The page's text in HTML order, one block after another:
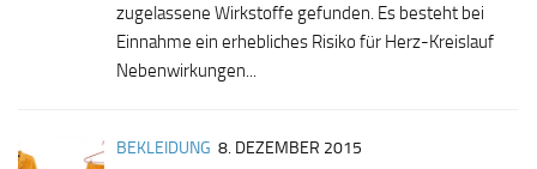
zugelassene Wirkstoffe gefunden. Es besteht bei
Einnahme ein erhebliches Risiko für Herz-Kreislauf
Nebenwirkungen...
BEKLEIDUNG 8. DEZEMBER 2015